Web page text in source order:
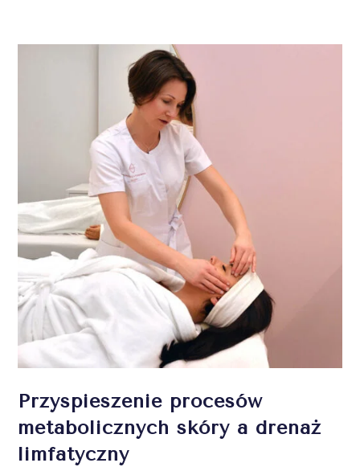
Przyspieszenie procesów
metabolicznych skóry a drenaż
limfatyczny